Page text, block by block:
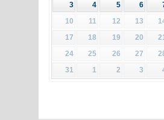
3
4 5 6
10
11 12 13
17
18 19 20
24
25 26 27
31
1 2 3